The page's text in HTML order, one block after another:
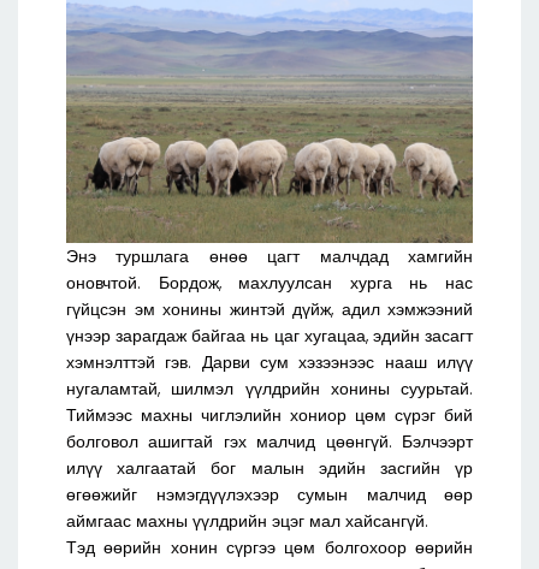
Энэ туршлага өнөө цагт малчдад хамгийн
оновчтой. Бордож, махлуулсан хурга нь нас
гүйцсэн эм хонины жинтэй дүйж, адил хэмжээний
үнээр зарагдаж байгаа нь цаг хугацаа, эдийн засагт
хэмнэлттэй гэв. Дарви сум хэзээнээс нааш илүү
нугаламтай, шилмэл үүлдрийн хонины суурьтай.
Тиймээс махны чиглэлийн хониор цөм сүрэг бий
болговол ашигтай гэх малчид цөөнгүй. Бэлчээрт
илүү халгаатай бог малын эдийн засгийн үр
өгөөжийг нэмэгдүүлэхээр сумын малчид өөр
аймгаас махны үүлдрийн эцэг мал хайсангүй.
Тэд өөрийн хонин сүргээ цөм болгохоор өөрийн